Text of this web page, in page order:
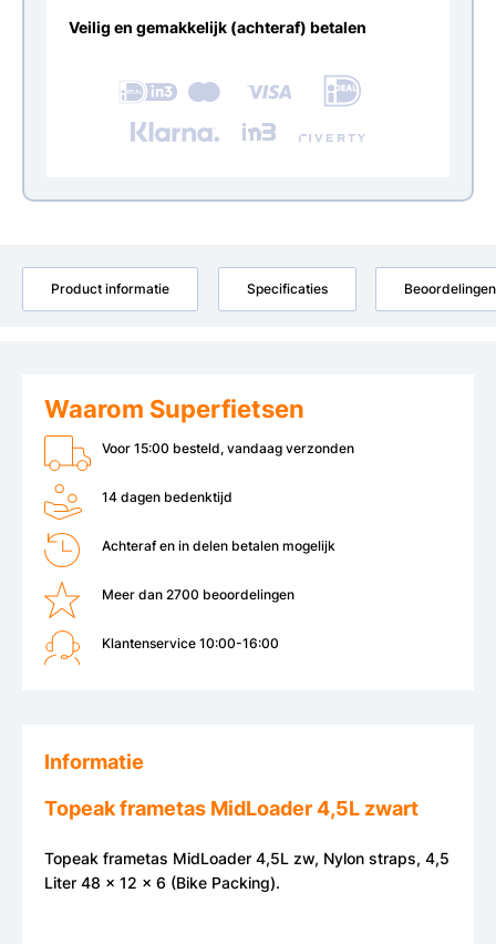
Veilig en gemakkelijk (achteraf) betalen
Product informatie Specificaties Beoordelingen
Waarom Superfietsen
Voor 15:00 besteld, vandaag verzonden
14 dagen bedenktijd
Achteraf en in delen betalen mogelijk
Meer dan 2700 beoordelingen
Klantenservice 10:00-16:00
Informatie
Topeak frametas MidLoader 4,5L zwart
Topeak frametas MidLoader 4,5L zw, Nylon straps, 4,5
Liter 48 x 12 x 6 (Bike Packing).